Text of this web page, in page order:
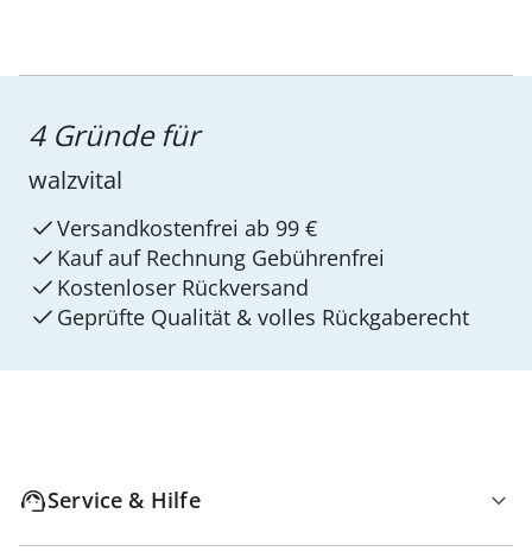
4 Gründe für
walzvital
Versandkostenfrei ab 99 €
Kauf auf Rechnung Gebührenfrei
Kostenloser Rückversand
Geprüfte Qualität & volles Rückgaberecht
Service & Hilfe